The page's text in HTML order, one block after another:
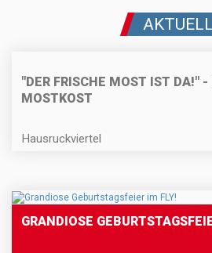
"DER FRISCHE MOST IST DA!"
MOSTKOST
Hausruckviertel
GRANDIOSE